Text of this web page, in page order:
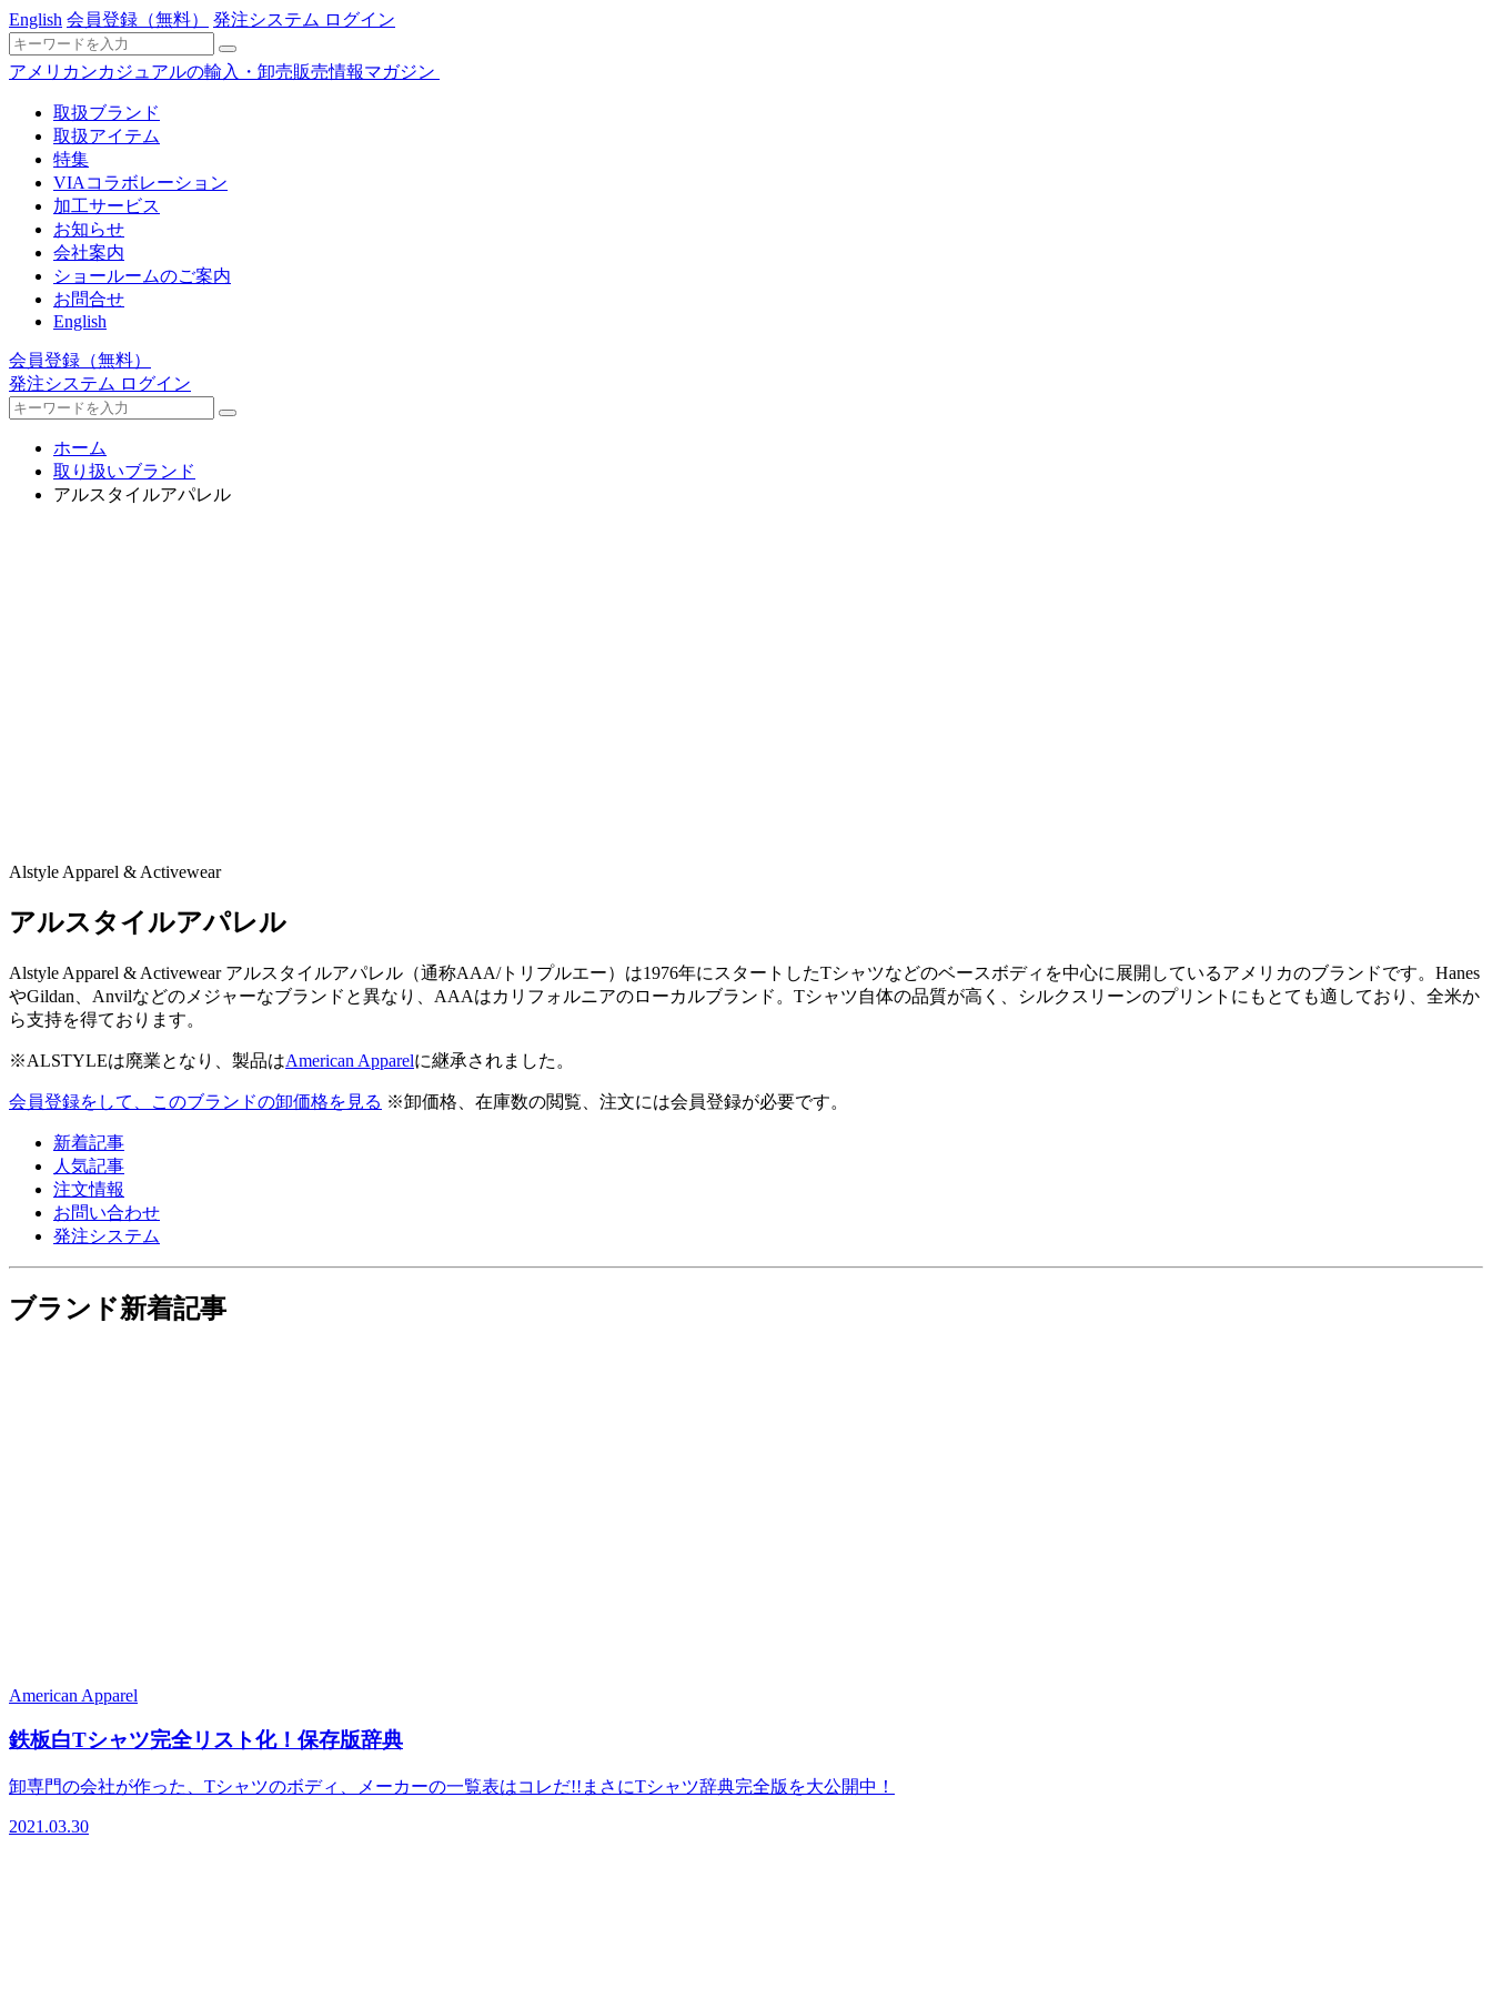
English 会員登録 （無料） 発注システム ログイン
アメリカンカジュアルの輸入・卸売販売情報マガジン
取扱ブランド
取扱アイテム
特集
VIAコラボレーション
加工サービス
お知らせ
会社案内
ショールームのご案内
お問合せ
English
会員登録 （無料）
発注システム ログイン
ホーム
取り扱いブランド
アルスタイルアパレル
Alstyle Apparel & Activewear
アルスタイルアパレル
Alstyle Apparel & Activewear アルスタイルアパレル（通称AAA/トリプルエー）は1976年にスタートしたTシャツなどのベースボディを中心に展開しているアメリカのブランドです。Hanes
やGildan、Anvilなどのメジャーなブランドと異なり、AAAはカリフォルニアのローカルブランド。Tシャツ自体の品質が高く、シルクスリーンのプリントにもとても適しており、全米か
ら支持を得ております。
※ALSTYLEは廃業となり、製品はAmerican Apparelに継承されました。
会員登録をして、このブランドの卸価格を見る ※卸価格、在庫数の閲覧、注文には会員登録が必要です。
新着記事
人気記事
注文情報
お問い合わせ
発注システム
ブランド新着記事
American Apparel
鉄板白Tシャツ完全リスト化！保存版辞典
卸専門の会社が作った、Tシャツのボディ、メーカーの一覧表はコレだ!!まさにTシャツ辞典完全版を大公開中！
2021.03.30